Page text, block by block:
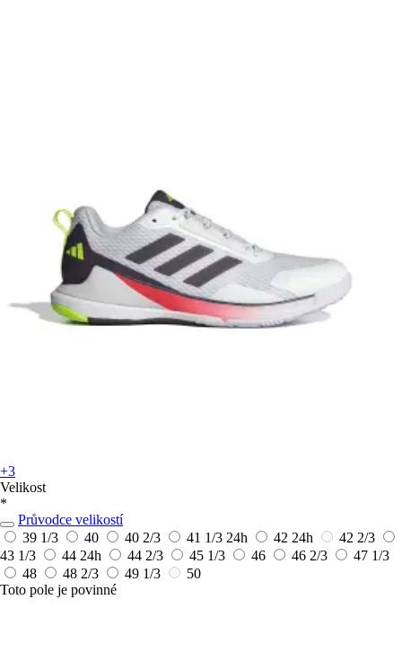
+3
Velikost
*
Průvodce velikostí
39 1/3
40 40 2/3 41 1/3 24h 42 24h
42 2/3
43 1/3
44 24h 44 2/3 45 1/3 46 46 2/3
47 1/3
48
48 2/3 49 1/3
50
Toto pole je povinné